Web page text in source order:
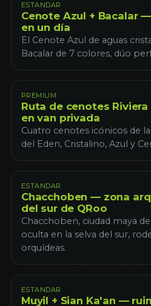
ESTANDAR
Cenote Azul + Bacalar
en un día
El Cenote Azul de aguas
Bacalar de 7 colores, dúo
PREMIUM
Ruta de cenotes
en van privada
Cuatro cenotes icónicos de la
del Eden, Cristalino, Azul y
ESTANDAR
Chacchoben — zona
del sur de QRoo
Chacchoben, ciudad maya
oculta en la selva del sur,
orquídeas.
ESTANDAR
Muyil + Sian Ka'an —